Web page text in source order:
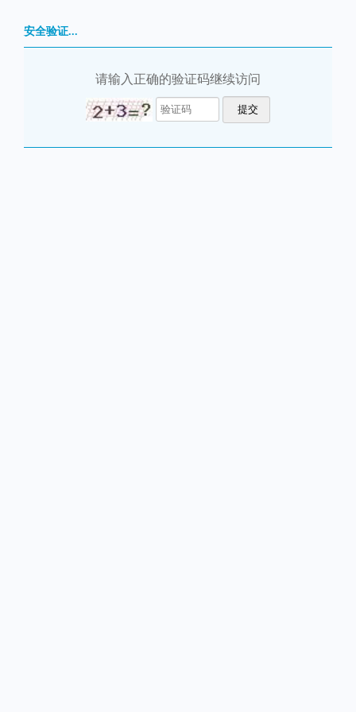
安全验证...
请输入正确的验证码继续访问